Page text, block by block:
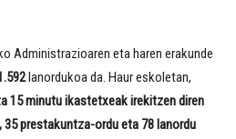
Administrazioaren eta haren erakunde
lanordukoa da. Haur eskoletan,
15 minutu ikastetxeak irekitzen diren
35 prestakuntza-ordu eta 78 lanordu